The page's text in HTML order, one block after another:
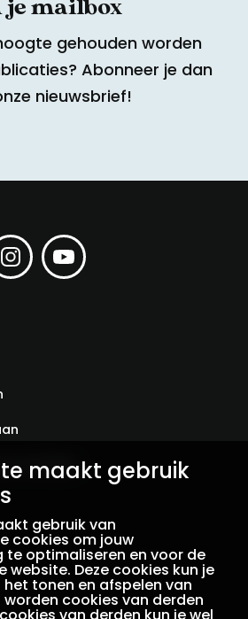
maakt gebruik
gebruik van
cookies om jouw
te optimaliseren en voor de
website. Deze cookies kun je
tonen en afspelen van
cookies van derden
mailbox
gehouden worden
Abonneer je dan
nieuwsbrief!
verhalen